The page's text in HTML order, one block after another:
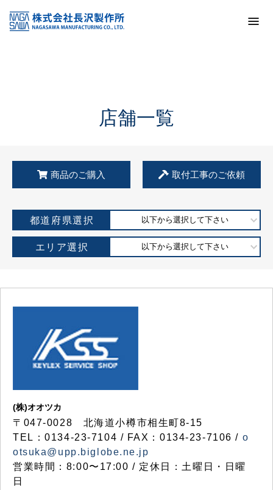
KSS加盟店・取扱店情報
店舗一覧
店舗一覧
商品のご購入 取付工事のご依頼
都道府県選択 以下から選択して下さい
エリア選択 以下から選択して下さい
(株)オオツカ
〒047-0028 北海道小樽市相生町8-15
TEL：0134-23-7104 / FAX：0134-23-7106 / o
otsuka@upp.biglobe.ne.jp
営業時間：8:00〜17:00 / 定休日：土曜日・日曜
日